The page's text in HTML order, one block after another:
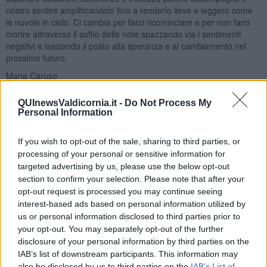
QUInewsValdicornia.it - Do Not Process My
Personal Information
If you wish to opt-out of the sale, sharing to third parties, or
processing of your personal or sensitive information for
targeted advertising by us, please use the below opt-out
section to confirm your selection. Please note that after your
opt-out request is processed you may continue seeing
interest-based ads based on personal information utilized by
us or personal information disclosed to third parties prior to
your opt-out. You may separately opt-out of the further
disclosure of your personal information by third parties on the
IAB’s list of downstream participants. This information may
nostro sentire amplificandolo fino a renderlo lieve e leggero come
le nuvole in cielo. Ci cambia per farci ricominciare e per non farci
morire attraverso il soffio delle note spazzando via i sentimenti
negativi e lasciando il posto alla speranza e al cambiamento nel
prossimo futuro.
Maria Caruso
Se vuoi leggere le notizie principali della Toscana iscriviti alla
Newsletter QUInews - ToscanaMedia.Arriva gratis tutti i giorni
alle 20:00 direttamente nella tua casella di posta.
Basta cliccareQUI
Ti potrebbe interessare anche:
Articoli dal Blog “Parole milonguere” di Maria Caruso
Diario di una tanghera